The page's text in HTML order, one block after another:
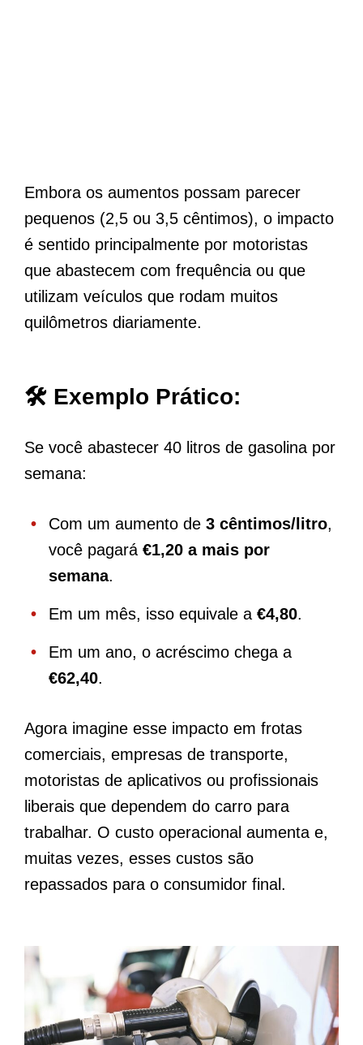
Embora os aumentos possam parecer
pequenos (2,5 ou 3,5 cêntimos), o impacto
é sentido principalmente por motoristas
que abastecem com frequência ou que
utilizam veículos que rodam muitos
quilômetros diariamente.
🛠️ Exemplo Prático:
Se você abastecer 40 litros de gasolina por
semana:
Com um aumento de 3 cêntimos/litro,
você pagará €1,20 a mais por
semana.
Em um mês, isso equivale a €4,80.
Em um ano, o acréscimo chega a
€62,40.
Agora imagine esse impacto em frotas
comerciais, empresas de transporte,
motoristas de aplicativos ou profissionais
liberais que dependem do carro para
trabalhar. O custo operacional aumenta e,
muitas vezes, esses custos são
repassados para o consumidor final.